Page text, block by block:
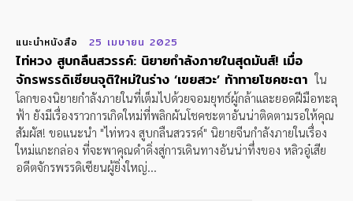
แนะนำหนังสือ 25 เมษายน 2025
ไท่หวง สูบกลืนสวรรค์: นิยายกำลังภายในสุดมันส์! เมื่อ
จักรพรรดิเซียนจุติใหม่ในร่าง ‘เขยสวะ’ ท้าทายโชคชะตา ใน
โลกของนิยายกำลังภายในที่เต็มไปด้วยจอมยุทธ์ผู้กล้าและยอดฝีมือทะลุ
ฟ้า ยังมีเรื่องราวการเกิดใหม่ที่พลิกผันโชคชะตาอันน่าติดตามรอให้คุณ
สัมผัส! ขอแนะนำ "ไท่หวง สูบกลืนสวรรค์" นิยายจีนกำลังภายในเรื่อง
ใหม่แกะกล่อง ที่จะพาคุณดำดิ่งสู่การเดินทางอันน่าทึ่งของ หลิวอู๋เสีย
อดีตจักรพรรดิเซียนผู้ยิ่งใหญ่...